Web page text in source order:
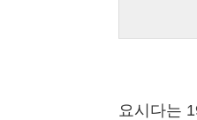
요시다는